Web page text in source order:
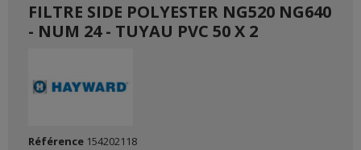
FILTRE SIDE POLYESTER NG520 NG640
- NUM 24 - TUYAU PVC 50 X 2
Référence 154202118